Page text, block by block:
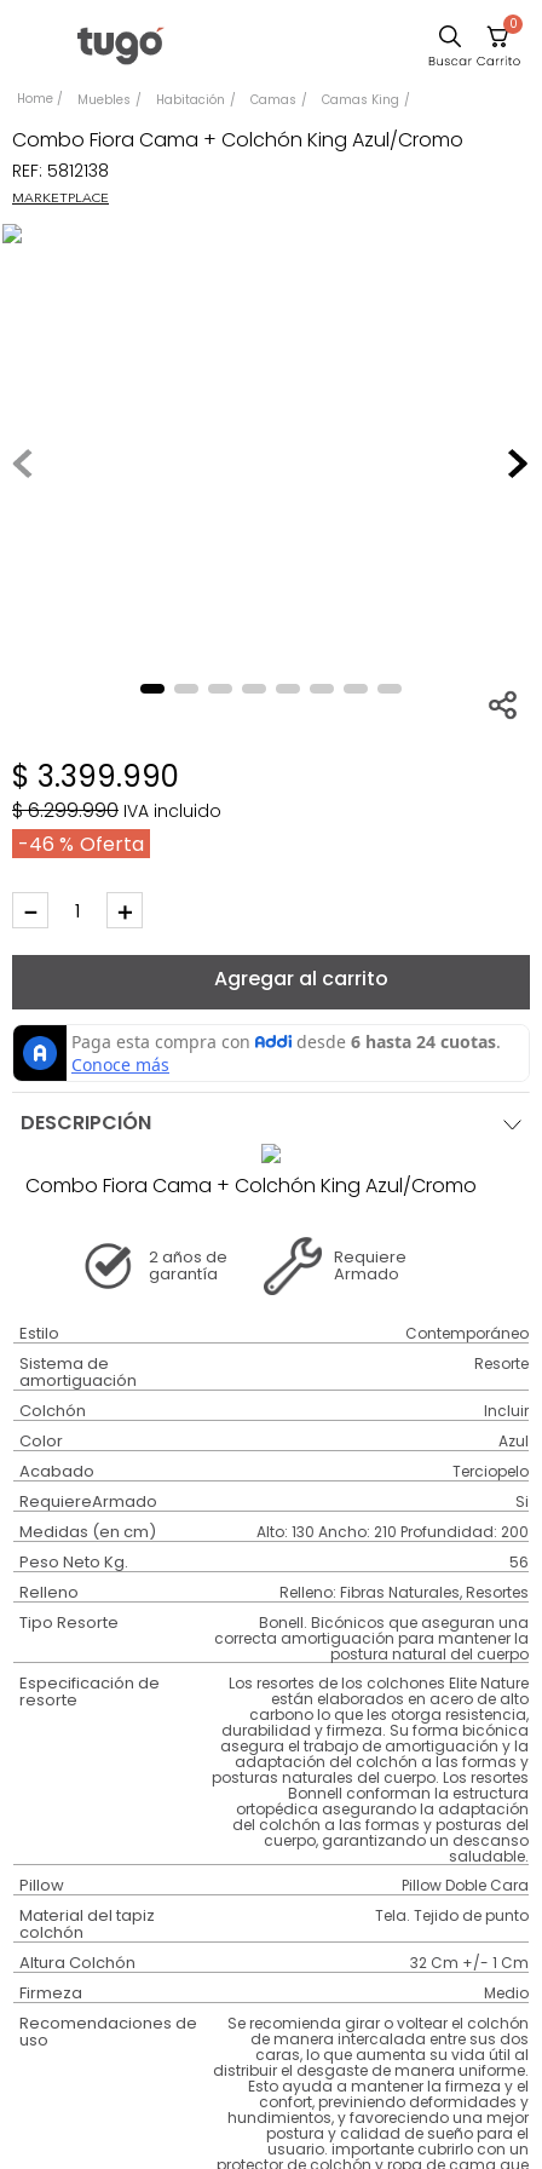
0
Muebles Habitación Camas Camas King
Combo Fiora Cama + Colchón King Azul/Cromo
REF: 5812138
MARKETPLACE
$ 3.399.990
$6.299.990 IVA incluido
46 %
＋
－
Agregar al carrito
DESCRIPCIÓN
Combo Fiora Cama + Colchón King Azul/Cromo
2 años de
garantía
Requiere
Armado
Estilo Contemporáneo
Sistema de
amortiguación
Resorte
Colchón Incluir
Color Azul
Acabado Terciopelo
RequiereArmado Si
Medidas (en cm) Alto: 130 Ancho: 210 Profundidad: 200
Peso Neto Kg. 56
Relleno Relleno: Fibras Naturales, Resortes
Tipo Resorte Bonell. Bicónicos que aseguran una
correcta amortiguación para mantener la
postura natural del cuerpo
Especificación de
resorte
Los resortes de los colchones Elite Nature
están elaborados en acero de alto
carbono lo que les otorga resistencia,
durabilidad y firmeza. Su forma bicónica
asegura el trabajo de amortiguación y la
adaptación del colchón a las formas y
posturas naturales del cuerpo. Los resortes
Bonnell conforman la estructura
ortopédica asegurando la adaptación
del colchón a las formas y posturas del
cuerpo, garantizando un descanso
saludable.
Pillow Pillow Doble Cara
Material del tapiz
colchón
Tela. Tejido de punto
Altura Colchón 32 Cm +/- 1 Cm
Firmeza Medio
Recomendaciones de
uso
Se recomienda girar o voltear el colchón
de manera intercalada entre sus dos
caras, lo que aumenta su vida útil al
distribuir el desgaste de manera uniforme.
Esto ayuda a mantener la firmeza y el
confort, previniendo deformidades y
hundimientos, y favoreciendo una mejor
postura y calidad de sueño para el
usuario. importante cubrirlo con un
Comedor
Escritorio